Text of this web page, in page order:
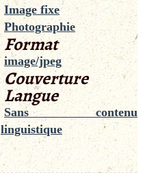
Image fixe
Photographie
Format
image/jpeg
Couverture
Langue
Sans contenu
linguistique